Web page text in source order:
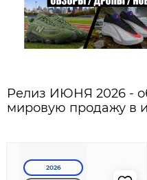
Релиз ИЮНЯ 2026 -
мировую продажу в
2026